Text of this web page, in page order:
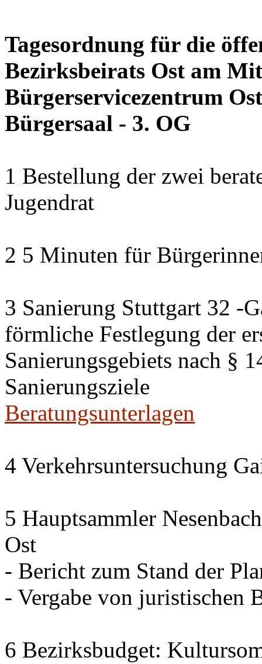
Tagesordnung für die
Bezirksbeirats Ost am
Bürgerservicezentrum
Bürgersaal - 3. OG
1 Bestellung der zwei
Jugendrat
2 5 Minuten für
3 Sanierung Stuttgart 32 -
förmliche Festlegung der
Sanierungsgebiets nach §
Sanierungsziele
Beratungsunterlagen
4 Verkehrsuntersuchung
5 Hauptsammler
Ost
- Bericht zum Stand der
- Vergabe von juristischen
6 Bezirksbudget: